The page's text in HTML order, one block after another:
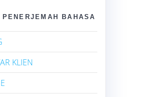
BAHASA
KLIEN